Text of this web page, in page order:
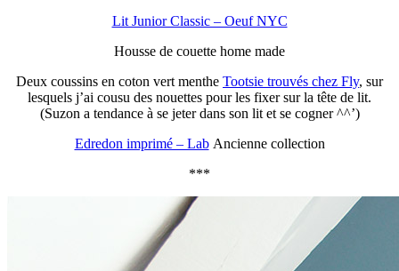
Lit Junior Classic – Oeuf NYC
Housse de couette home made
Deux coussins en coton vert menthe Tootsie trouvés chez Fly, sur
lesquels j’ai cousu des nouettes pour les fixer sur la tête de lit.
(Suzon a tendance à se jeter dans son lit et se cogner ^^’)
Edredon imprimé – LabAncienne collection
***